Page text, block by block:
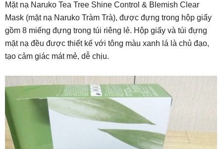
Mặt nạ Naruko Tea Tree Shine Control & Blemish Clear
Mask (mặt nạ Naruko Tràm Trà), được đựng trong hộp giấy
gồm 8 miếng đựng trong túi riêng lẻ. Hộp giấy và túi đựng
mặt nạ đều được thiết kế với tông màu xanh lá là chủ đạo,
tạo cảm giác mát mẻ, dễ chịu.